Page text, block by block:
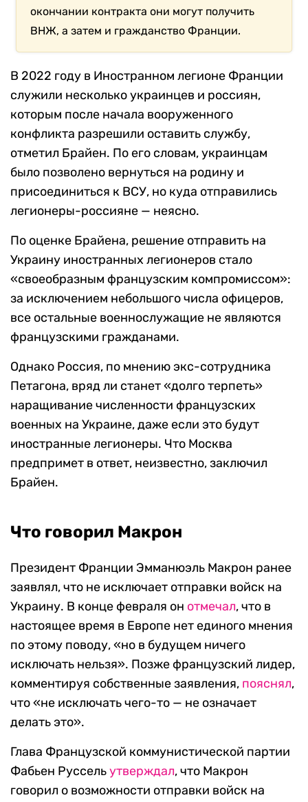
окончании контракта они могут получить
ВНЖ, а затем и гражданство Франции.
В 2022 году в Иностранном легионе Франции
служили несколько украинцев и россиян,
которым после начала вооруженного
конфликта разрешили оставить службу,
отметил Брайен. По его словам, украинцам
было позволено вернуться на родину и
присоединиться к ВСУ, но куда отправились
легионеры-россияне — неясно.
По оценке Брайена, решение отправить на
Украину иностранных легионеров стало
«своеобразным французским компромиссом»:
за исключением небольшого числа офицеров,
все остальные военнослужащие не являются
французскими гражданами.
Однако Россия, по мнению экс-сотрудника
Петагона, вряд ли станет «долго терпеть»
наращивание численности французских
военных на Украине, даже если это будут
иностранные легионеры. Что Москва
предпримет в ответ, неизвестно, заключил
Брайен.
Что говорил Макрон
Президент Франции Эмманюэль Макрон ранее
заявлял, что не исключает отправки войск на
Украину. В конце февраля он отмечал, что в
настоящее время в Европе нет единого мнения
по этому поводу, «но в будущем ничего
исключать нельзя». Позже французский лидер,
комментируя собственные заявления, пояснял,
что «не исключать чего-то — не означает
делать это».
Глава Французской коммунистической партии
Фабьен Руссельутверждал, что Макрон
говорил о возможности отправки войск на